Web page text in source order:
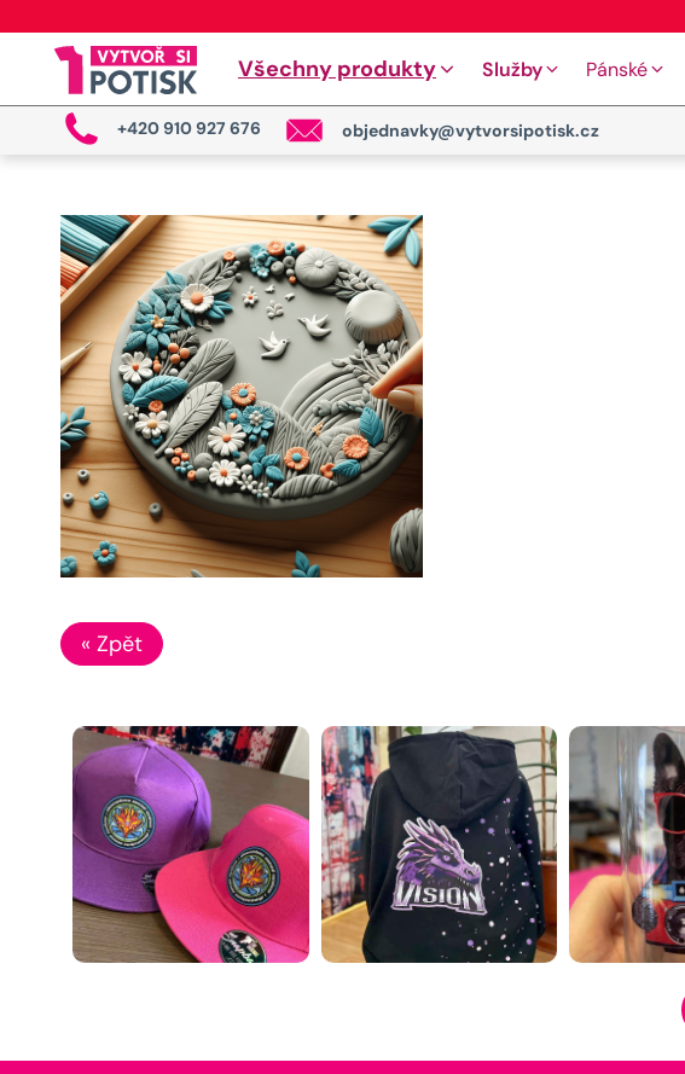
Všechny produkty Služby Pánské
+420 910 927 676 objednavky@vytvorsipotisk.cz
« Zpět